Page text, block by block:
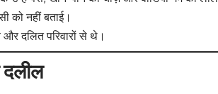
को नहीं बताई।
और दलित परिवारों से थे।
दलील